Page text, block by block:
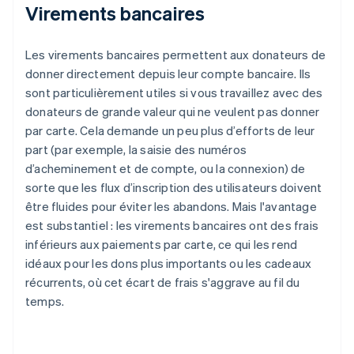
Virements bancaires
Les virements bancaires permettent aux donateurs de
donner directement depuis leur compte bancaire. Ils
sont particulièrement utiles si vous travaillez avec des
donateurs de grande valeur qui ne veulent pas donner
par carte. Cela demande un peu plus d’efforts de leur
part (par exemple, la saisie des numéros
d’acheminement et de compte, ou la connexion) de
sorte que les flux d’inscription des utilisateurs doivent
être fluides pour éviter les abandons. Mais l'avantage
est substantiel : les virements bancaires ont des frais
inférieurs aux paiements par carte, ce qui les rend
idéaux pour les dons plus importants ou les cadeaux
récurrents, où cet écart de frais s'aggrave au fil du
temps.